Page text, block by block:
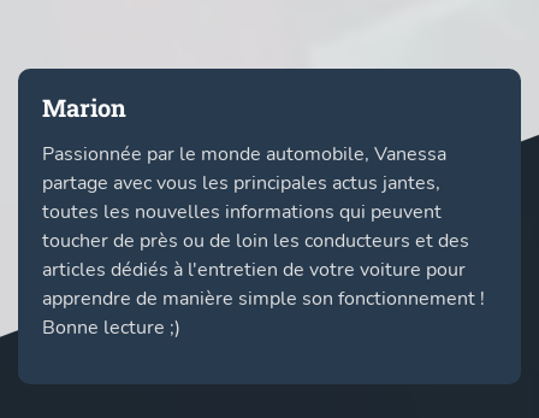
Marion
Passionnée par le monde automobile, Vanessa
partage avec vous les principales actus jantes,
toutes les nouvelles informations qui peuvent
toucher de près ou de loin les conducteurs et des
articles dédiés à l'entretien de votre voiture pour
apprendre de manière simple son fonctionnement !
Bonne lecture ;)